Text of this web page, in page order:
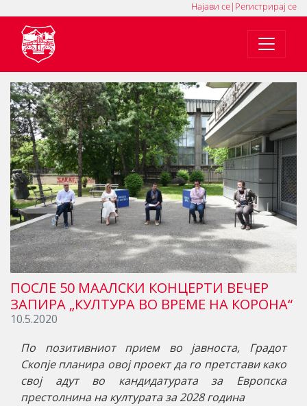
Регистрирај се
|
Најави се
ПОСЛЕ 50 МААЛСКИ КОНЦЕРТИ ВЕЧЕР
ЗАПИРА „КУЛТУРА ВО ВРЕМЕ НА КОРОНА“
10.5.2020
По позитивниот прием во јавноста, Градот
Скопје планира овој проект да го претстави како
свој адут во кандидатурата за Европска
престолнина на културата за 2028 година